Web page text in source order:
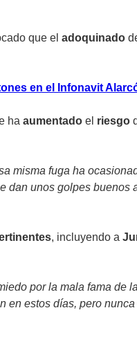
que el adoquinado
en el Infonavit
ha aumentado el riesgo
misma fuga ha
unos golpes
, incluyendo a
por la mala fama
en estos días, pero